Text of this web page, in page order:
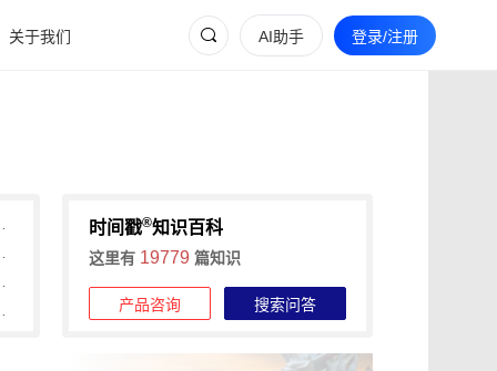
关于我们 AI助手 登录/注册
时间戳®知识百科
这里有 19779 篇知识
产品咨询 搜索问答